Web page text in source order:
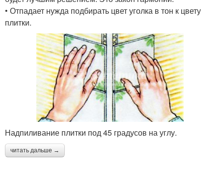
• Отпадает нужда подбирать цвет уголка в тон к цвету
плитки.
Надпиливание плитки под 45 градусов на углу.
читать дальше →